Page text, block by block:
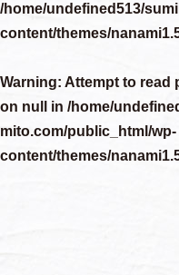
/home/undefined513/
content/themes/
Warning: Attempt to read
on null in /home/
mito.com/public_html/wp-
content/themes/